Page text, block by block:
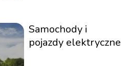
Samochody i
pojazdy elektryczne